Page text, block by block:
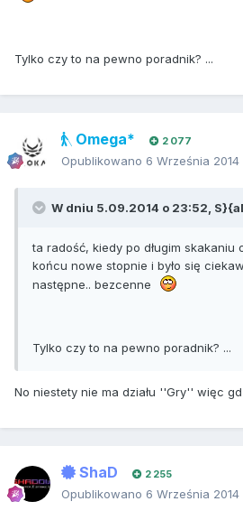
Tylko czy to na pewno poradnik? ...
Omega* 2 077
Opublikowano 6 Września 2014
W dniu 5.09.2014 o 23:52,
ta radość, kiedy po długim skakaniu
końcu nowe stopnie i było się
następne.. bezcenne
Tylko czy to na pewno poradnik? ...
No niestety nie ma działu ''Gry'' więc
ShaD 2 255
Opublikowano 6 Września 2014